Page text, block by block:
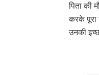
पिता की
करके पूरा
उनकी